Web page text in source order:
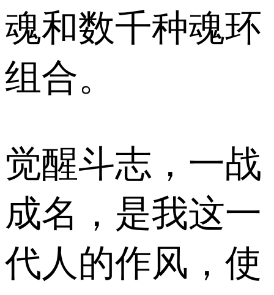
魂和数千种魂环
组合。
觉醒斗志，一战
成名，是我这一
代人的作风，使